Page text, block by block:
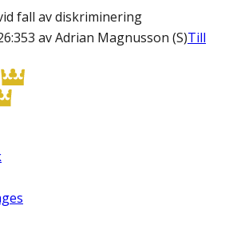
fall av diskriminering
av Adrian Magnusson (S)Till